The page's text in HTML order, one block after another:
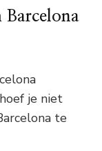
Barcelona
je niet
te